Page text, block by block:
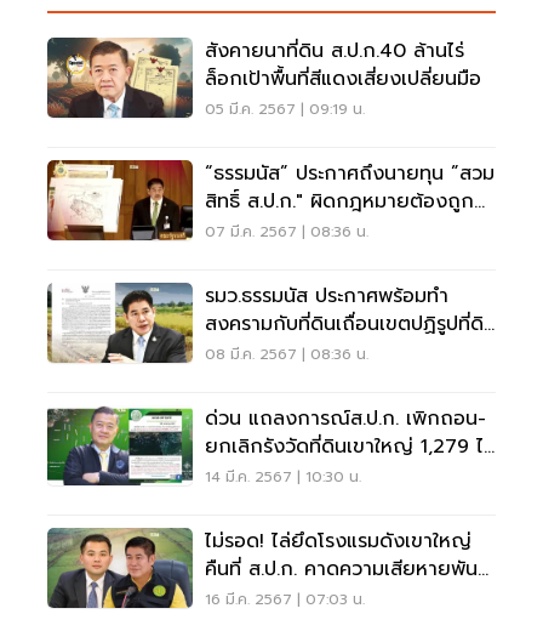
สังคายนาที่ดิน ส.ป.ก.40 ล้านไร่
ล็อกเป้าพื้นที่สีแดงเสี่ยงเปลี่ยนมือ
05 มี.ค. 2567 | 09:19 น.
“ธรรมนัส” ประกาศถึงนายทุน ”สวม
สิทธิ์ ส.ป.ก." ผิดกฎหมายต้องถูก
ยึดคืน
07 มี.ค. 2567 | 08:36 น.
รมว.ธรรมนัส ประกาศพร้อมทำ
สงครามกับที่ดินเถื่อนเขตปฏิรูปที่ดิน
ทั่วประเทศ
08 มี.ค. 2567 | 08:36 น.
ด่วน แถลงการณ์ส.ป.ก. เพิกถอน-
ยกเลิกรังวัดที่ดินเขาใหญ่ 1,279 ไร่
14 มี.ค. 2567 | 10:30 น.
ไม่รอด! ไล่ยึดโรงแรมดังเขาใหญ่
คืนที่ ส.ป.ก. คาดความเสียหายพัน
ล้าน
16 มี.ค. 2567 | 07:03 น.